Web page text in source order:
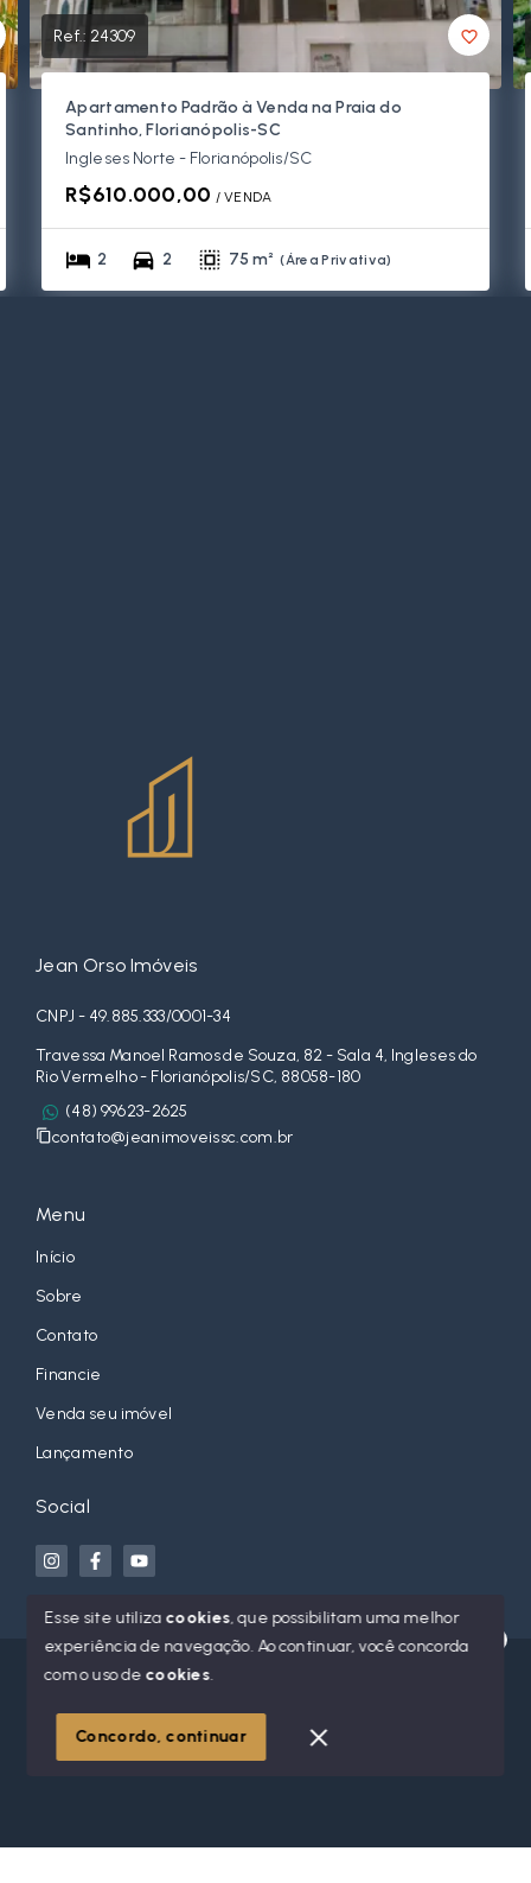
Ref.: 24309
Apartamento Padrão à Venda na Praia do
Santinho, Florianópolis-SC
Ingleses Norte - Florianópolis/SC
R$610.000,00 / VENDA
2 2 75 m² (Área Privativa)
Olá! Estamos disponíveis para te ajudar.
Jean Orso Imóveis
CNPJ - 49.885.333/0001-34
Travessa Manoel Ramos de Souza, 82 - Sala 4, Ingleses do
Rio Vermelho - Florianópolis/SC, 88058-180
(48) 99623-2625
contato@jeanimoveissc.com.br
Menu
Início
Sobre
Contato
Financie
Venda seu imóvel
Lançamento
Social
© Copyright 2026 - Jean Orso Imóveis - Todos os direitos
SITE PARA IMOBILIARIA
Esse site utiliza cookies, que possibilitam uma melhor
experiência de navegação.Ao continuar, você concorda
com o uso de cookies.
Concordo, continuar